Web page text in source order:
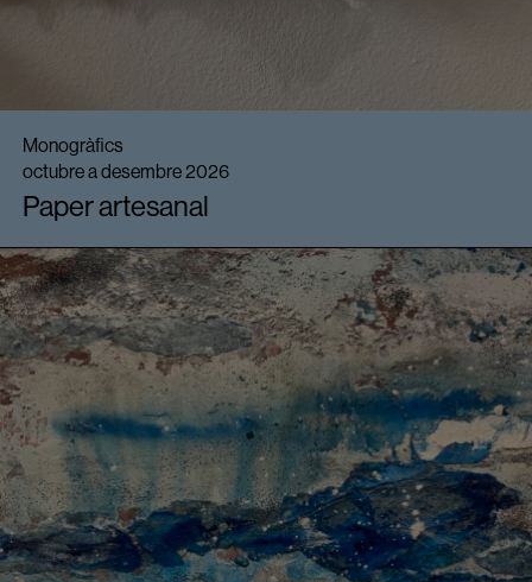
Monogràfics
octubre a desembre 2026
Paper artesanal